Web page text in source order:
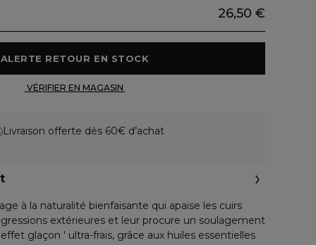
26,50 €
Livraison offerte dès 60€ d’achat
à la naturalité bienfaisante qui apaise les cuirs
extérieures et leur procure un soulagement
glaçon ' ultra-frais, grâce aux huiles essentielles